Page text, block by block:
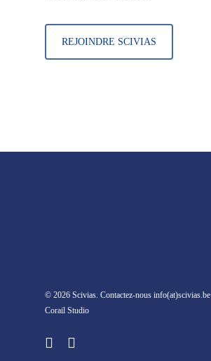
REJOINDRE SCIVIAS
© 2026 Scivias. Contactez-nous
Corail Studio